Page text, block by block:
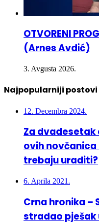
OTVORENI
(Arnes Avdić)
3. Avgusta 2026.
Najpopularniji postovi
12. Decembra 2024.
Za dvadesetak
ovih
trebaju uraditi?
6. Aprila 2021.
Crna hronika –
stradao pješak
osoba